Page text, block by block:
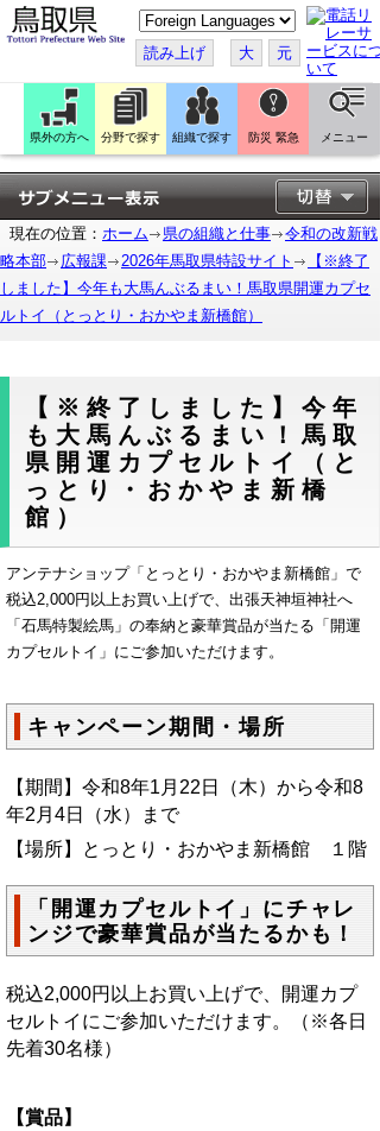
こ
の
ペ
ー
ジ
翻
訳
す
る
読み上げ 大 元
県外の方へ 分野で探す 組織で探す 防災 緊急 メニュー
現在の位置： ホーム 県の組織と仕事
令和の改新戦
略本部
広報課 2026年馬取県特設サイト
【※終了
しました】今年も大馬んぶるまい！馬取県開運カプセ
ルトイ（とっとり・おかやま新橋館）
【※終了しました】今年
も大馬んぶるまい！馬取
県開運カプセルトイ（と
っとり・おかやま新橋
館）
アンテナショップ「とっとり・おかやま新橋館」で
税込2,000円以上お買い上げで、出張天神垣神社へ
「石馬特製絵馬」の奉納と豪華賞品が当たる「開運
カプセルトイ」にご参加いただけます。
キャンペーン期間・場所
【期間】令和8年1月22日（木）から令和8
年2月4日（水）まで
【場所】とっとり・おかやま新橋館 １階
「開運カプセルトイ」にチャレ
ンジで豪華賞品が当たるかも！
税込2,000円以上お買い上げで、開運カプ
セルトイにご参加いただけます。（※各日
先着30名様）
【賞品】